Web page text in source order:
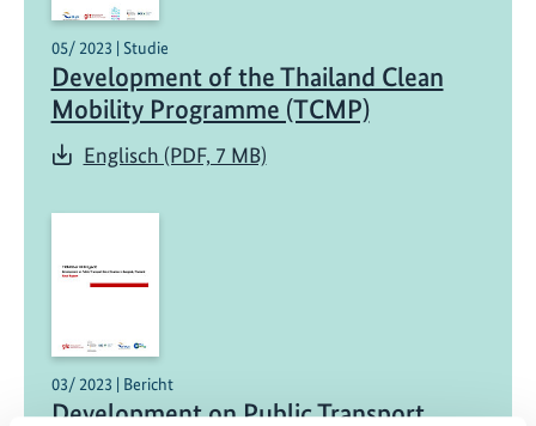
05/ 2023 | Studie
Development of the Thailand Clean
Mobility Programme (TCMP)
Englisch (PDF, 7 MB)
03/ 2023 | Bericht
Development on Public Transport